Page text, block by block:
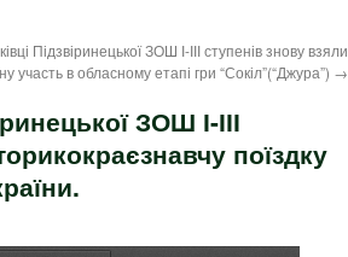
Підзвіринецької ЗОШ І-ІІІ ступенів знову взяли
участь в обласному етапі гри “Сокіл”(“Джура”) →
ЗОШ І-ІІІ
поїздку